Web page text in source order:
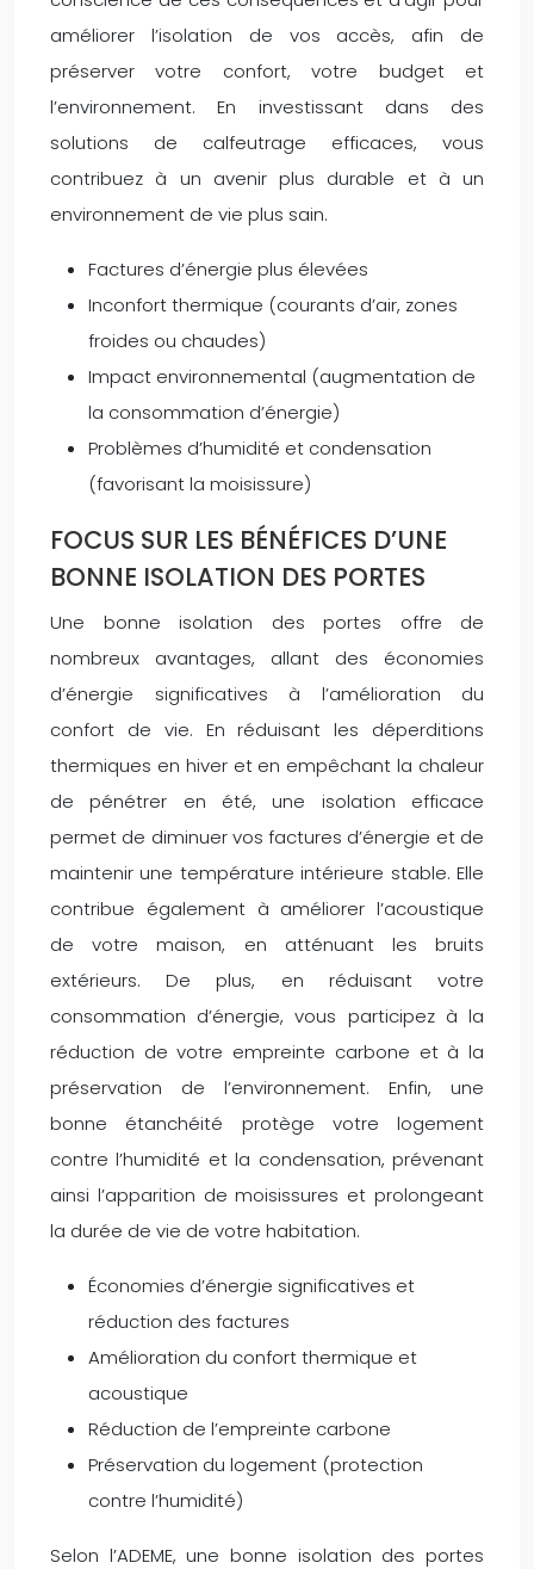
améliorer l’isolation de vos accès, afin de
préserver votre confort, votre budget et
l’environnement. En investissant dans des
solutions de calfeutrage efficaces, vous
contribuez à un avenir plus durable et à un
environnement de vie plus sain.
Factures d’énergie plus élevées
Inconfort thermique (courants d’air, zones
froides ou chaudes)
Impact environnemental (augmentation de
la consommation d’énergie)
Problèmes d’humidité et condensation
(favorisant la moisissure)
FOCUS SUR LES BÉNÉFICES D’UNE
BONNE ISOLATION DES PORTES
Une bonne isolation des portes offre de
nombreux avantages, allant des économies
d’énergie significatives à l’amélioration du
confort de vie. En réduisant les déperditions
thermiques en hiver et en empêchant la chaleur
de pénétrer en été, une isolation efficace
permet de diminuer vos factures d’énergie et de
maintenir une température intérieure stable. Elle
contribue également à améliorer l’acoustique
de votre maison, en atténuant les bruits
extérieurs. De plus, en réduisant votre
consommation d’énergie, vous participez à la
réduction de votre empreinte carbone et à la
préservation de l’environnement. Enfin, une
bonne étanchéité protège votre logement
contre l’humidité et la condensation, prévenant
ainsi l’apparition de moisissures et prolongeant
la durée de vie de votre habitation.
Économies d’énergie significatives et
réduction des factures
Amélioration du confort thermique et
acoustique
Réduction de l’empreinte carbone
Préservation du logement (protection
contre l’humidité)
Selon l’ADEME, une bonne isolation des portes